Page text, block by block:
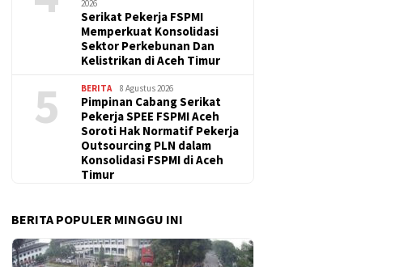
2026
Serikat Pekerja FSPMI
Memperkuat Konsolidasi
Sektor Perkebunan Dan
Kelistrikan di Aceh Timur
5 BERITA 8 Agustus 2026
Pimpinan Cabang Serikat
Pekerja SPEE FSPMI Aceh
Soroti Hak Normatif Pekerja
Outsourcing PLN dalam
Konsolidasi FSPMI di Aceh
Timur
BERITA POPULER MINGGU INI